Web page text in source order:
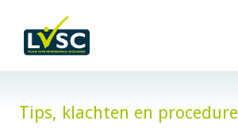
Tips, klachten en procedure